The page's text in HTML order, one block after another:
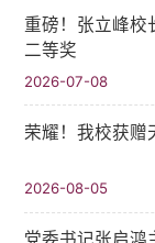
重磅！张立峰校
二等奖
2026-07-08
荣耀！我校获赠
2026-08-05